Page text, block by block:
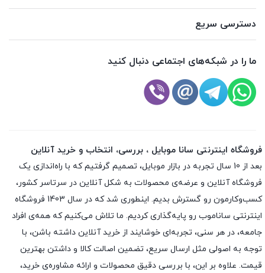
دسترسی سریع
ما را در شبکه‌های اجتماعی دنبال کنید
فروشگاه اینترنتی سانا موبایل ، بررسی، انتخاب و خرید آنلاین
بعد از 10 سال تجربه در بازار موبایل، تصمیم گرفتیم که با راه‌اندازی یک
فروشگاه آنلاین و عرضه‌ی محصولات به شکل آنلاین در سرتاسر کشور،
کسب‌وکارمون رو گسترش بدیم. اینطوری شد که در سال 1403 فروشگاه
اینترنتی ساناموب رو پایه‌گذاری کردیم. ما تلاش می‌کنیم که همه‌ی افراد
جامعه، در هر سنی، تجربه‌ای خوشایند از خرید آنلاین داشته باشن، با
توجه به اصولی مثل ارسال سریع، تضمین اصالت کالا و داشتن بهترین
قیمت. علاوه بر این، با بررسی دقیق محصولات و ارائه مشاوره‌ی خرید،